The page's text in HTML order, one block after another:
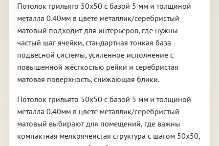
Потолок грильято 50х50 с базой 5 мм и толщиной
металла 0.40мм в цвете металлик/серебристый
матовый подходит для интерьеров, где нужны
частый шаг ячейки, стандартная тонкая база
подвесной системы, усиленное исполнение с
повышенной жёсткостью рейки и серебристая
матовая поверхность, снижающая блики.
Потолок грильято 50х50 с базой 5 мм и толщиной
металла 0.40мм в цвете металлик/серебристый
матовый выбирают для помещений, где важны
компактная мелкоячеистая структура с шагом 50х50,